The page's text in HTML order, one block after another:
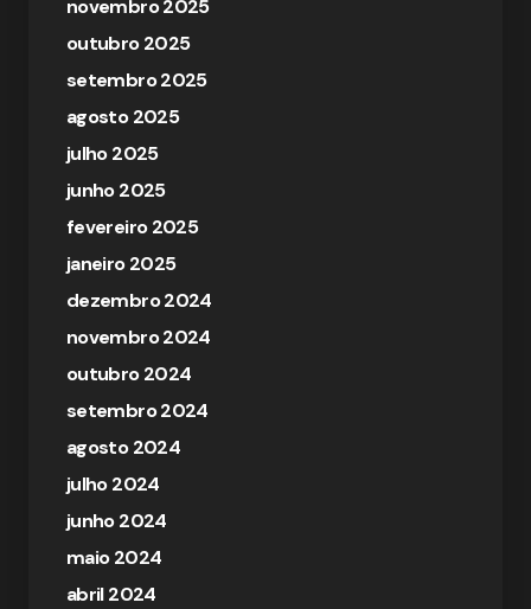
novembro 2025
outubro 2025
setembro 2025
agosto 2025
julho 2025
junho 2025
fevereiro 2025
janeiro 2025
dezembro 2024
novembro 2024
outubro 2024
setembro 2024
agosto 2024
julho 2024
junho 2024
maio 2024
abril 2024